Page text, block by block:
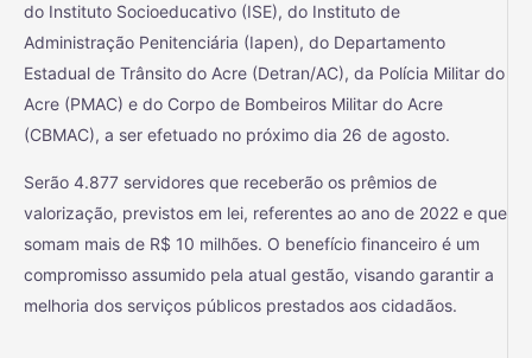
do Instituto Socioeducativo (ISE), do Instituto de
Administração Penitenciária (Iapen), do Departamento
Estadual de Trânsito do Acre (Detran/AC), da Polícia Militar do
Acre (PMAC) e do Corpo de Bombeiros Militar do Acre
(CBMAC), a ser efetuado no próximo dia 26 de agosto.
Serão 4.877 servidores que receberão os prêmios de
valorização, previstos em lei, referentes ao ano de 2022 e que
somam mais de R$ 10 milhões. O benefício financeiro é um
compromisso assumido pela atual gestão, visando garantir a
melhoria dos serviços públicos prestados aos cidadãos.